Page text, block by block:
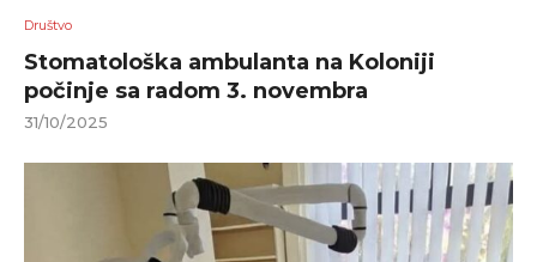
Društvo
Stomatološka ambulanta na Koloniji
počinje sa radom 3. novembra
31/10/2025